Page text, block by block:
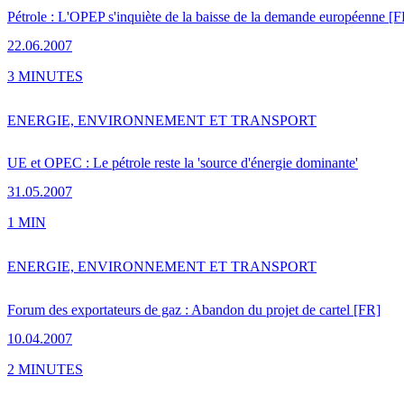
Pétrole : L'OPEP s'inquiète de la baisse de la demande européenne
22.06.2007
3 MINUTES
UE et OPEC : Le pétrole reste la 'source d'énergie dominante'
31.05.2007
ENERGIE, ENVIRONNEMENT ET TRANSPORT
1 MIN
Forum des exportateurs de gaz : Abandon du projet de cartel [FR]
10.04.2007
ENERGIE, ENVIRONNEMENT ET TRANSPORT
2 MINUTES